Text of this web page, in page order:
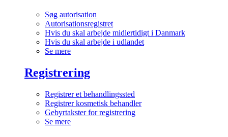
Søg autorisation
Autorisationsregistret
Hvis du skal arbejde midlertidigt i Danmark
Hvis du skal arbejde i udlandet
Se mere
Registrering
Registrer et behandlingssted
Registrer kosmetisk behandler
Gebyrtakster for registrering
Se mere